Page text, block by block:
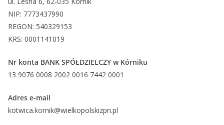
NIP: 7773437990
REGON: 540329153
KRS: 0001141019
Nr konta BANK SPÓŁDZIELCZY w Kórniku
13 9076 0008 2002 0016 7442 0001
Adres e-mail
kotwica.kornik@wielkopolskizpn.pl